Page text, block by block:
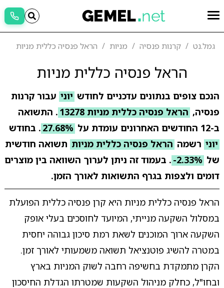
גמל.נט קרנות פנסיה מניות הראל פנסיה כללית מניות
הראל פנסיה כללית מניות
הנכם צופים בנתונים עדכניים לחודש יוני עבור קרנות
פנסיה, הראל פנסיה כללית מניות 13278
. התשואה
ב-12 החודשים האחרונים עומדת על
27.68% . בחודש
יוני רשמה הראל פנסיה כללית מניות תשואה חודשית
של -2.33% . בעמוד זה ניתן לערוך השוואה בין מוצרים
דומים ולצפות בגרף התשואות לאורך הזמן.
הראל פנסיה כללית מניות היא קרן פנסיה כללית הפועלת
במסלול השקעה מנייתי, המיועד לחוסכים בעלי אופק
השקעה ארוך המוכנים לשאת רמת סיכון גבוהה יחסית
במטרה להשיג פוטנציאל תשואה משמעותי לאורך זמן.
הקרן מתמקדת בחשיפה רחבה לשוק המניות בארץ
ובחו"ל, כחלק מניהול השקעות שמטרתו הגדלת החיסכון